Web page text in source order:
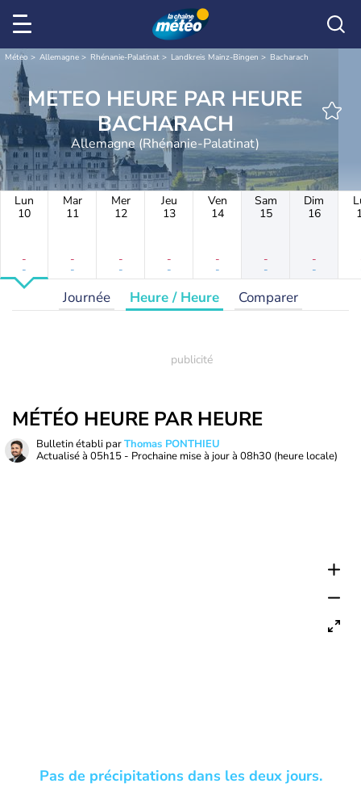
Météo Allemagne Rhénanie-Palatinat Landkreis Mainz-Bingen Bacharach
METEO HEURE PAR HEURE
BACHARACH
Allemagne (Rhénanie-Palatinat)
Lun
10
-
-
Mar
11
-
-
Mer
12
-
-
Jeu
13
-
-
Ven
14
-
-
Sam
15
-
-
Dim
16
-
-
Journée Heure / Heure Comparer
MÉTÉO HEURE PAR HEURE
Bulletin établi parThomas PONTHIEU
Actualisé à 05h15 - Prochaine mise à jour à 08h30 (heure locale)
Pas de précipitations dans les deux jours.